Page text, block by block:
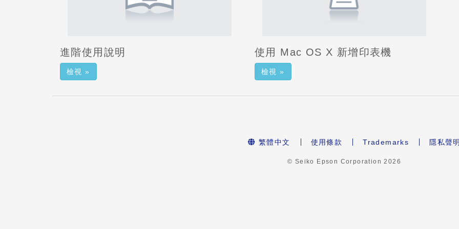
進階使用說明
檢視 »
使用 Mac OS X 新增印表機
檢視 »
繁體中文 使用條款 Trademarks 隱私聲
© Seiko Epson Corporation 2026